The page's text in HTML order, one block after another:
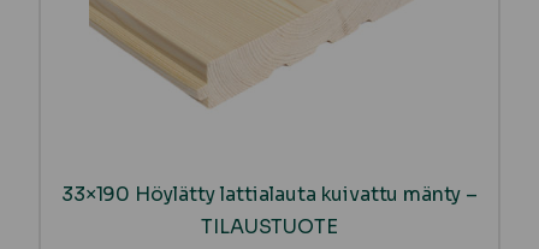
33×190 Höylätty lattialauta kuivattu mänty –
TILAUSTUOTE